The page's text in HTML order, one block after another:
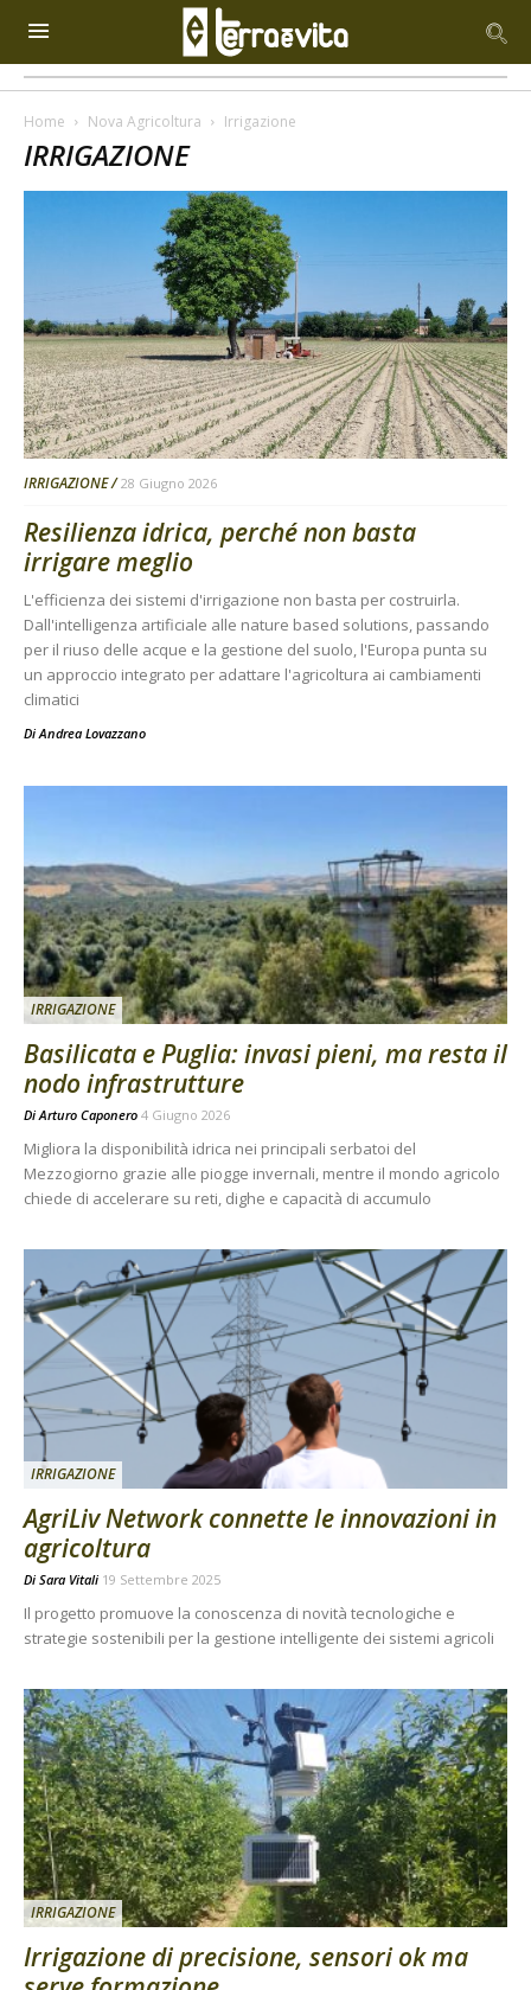
Home Nova Agricoltura Irrigazione
IRRIGAZIONE
IRRIGAZIONE 28 Giugno 2026
Resilienza idrica, perché non basta
irrigare meglio
L'efficienza dei sistemi d'irrigazione non basta per costruirla.
Dall'intelligenza artificiale alle nature based solutions, passando
per il riuso delle acque e la gestione del suolo, l'Europa punta su
un approccio integrato per adattare l'agricoltura ai cambiamenti
climatici
Di Andrea Lovazzano
IRRIGAZIONE
Basilicata e Puglia: invasi pieni, ma resta il
nodo infrastrutture
DiArturo Caponero 4 Giugno 2026
Migliora la disponibilità idrica nei principali serbatoi del
Mezzogiorno grazie alle piogge invernali, mentre il mondo agricolo
chiede di accelerare su reti, dighe e capacità di accumulo
IRRIGAZIONE
AgriLiv Network connette le innovazioni in
agricoltura
Di Sara Vitali 19 Settembre 2025
Il progetto promuove la conoscenza di novità tecnologiche e
strategie sostenibili per la gestione intelligente dei sistemi agricoli
IRRIGAZIONE
Irrigazione di precisione, sensori ok ma